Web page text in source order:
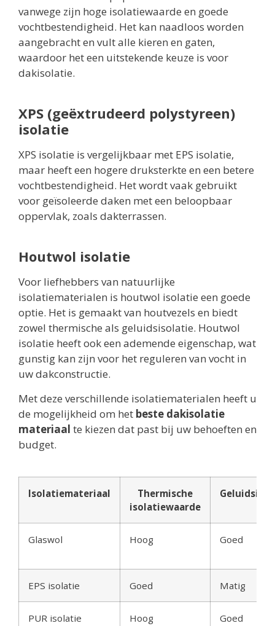
vanwege zijn hoge isolatiewaarde en goede
vochtbestendigheid. Het kan naadloos worden
aangebracht en vult alle kieren en gaten,
waardoor het een uitstekende keuze is voor
dakisolatie.
XPS (geëxtrudeerd polystyreen)
isolatie
XPS isolatie is vergelijkbaar met EPS isolatie,
maar heeft een hogere druksterkte en een betere
vochtbestendigheid. Het wordt vaak gebruikt
voor geïsoleerde daken met een beloopbaar
oppervlak, zoals dakterrassen.
Houtwol isolatie
Voor liefhebbers van natuurlijke
isolatiematerialen is houtwol isolatie een goede
optie. Het is gemaakt van houtvezels en biedt
zowel thermische als geluidsisolatie. Houtwol
isolatie heeft ook een ademende eigenschap, wat
gunstig kan zijn voor het reguleren van vocht in
uw dakconstructie.
Met deze verschillende isolatiematerialen heeft u
de mogelijkheid om het beste dakisolatie
materiaal te kiezen dat past bij uw behoeften en
budget.
Isolatiemateriaal
Thermische
isolatiewaarde
Glaswol Hoog Goed
EPS isolatie Goed Matig
PUR isolatie Hoog Goed